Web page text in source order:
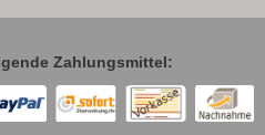
Zahlungsmittel: